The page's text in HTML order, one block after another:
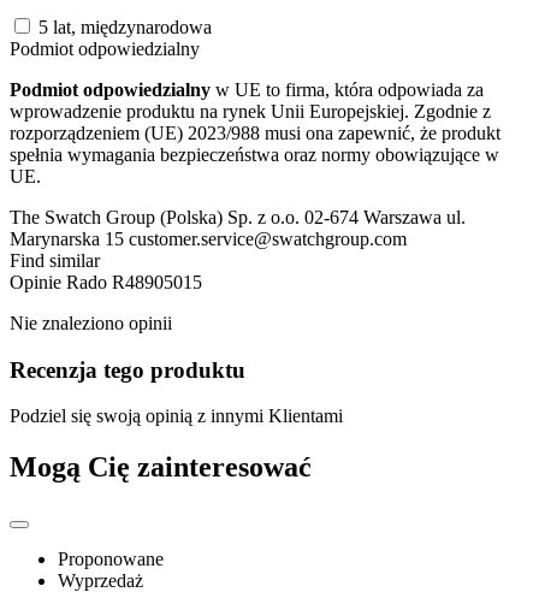
5 lat, międzynarodowa
Podmiot odpowiedzialny
Podmiot odpowiedzialny w UE to firma, która odpowiada za
wprowadzenie produktu na rynek Unii Europejskiej. Zgodnie z
rozporządzeniem (UE) 2023/988 musi ona zapewnić, że produkt
spełnia wymagania bezpieczeństwa oraz normy obowiązujące w
UE.
The Swatch Group (Polska) Sp. z o.o. 02-674 Warszawa ul.
Marynarska 15 customer.service@swatchgroup.com
Find similar
Opinie Rado R48905015
Nie znaleziono opinii
Recenzja tego produktu
Podziel się swoją opinią z innymi Klientami
Mogą Cię zainteresować
Proponowane
Wyprzedaż